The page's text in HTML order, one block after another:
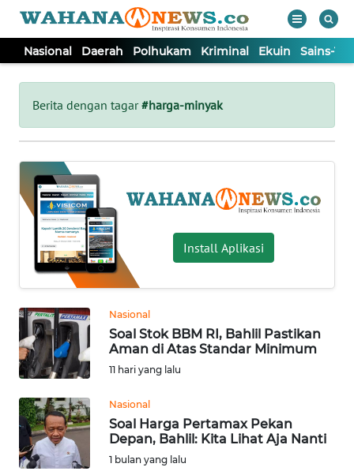
Nasional Daerah Polhukam Kriminal Ekuin Sains-
Berita dengan tagar#harga-minyak
Install Aplikasi
Nasional
Soal Stok BBM RI, Bahlil Pastikan
Aman di Atas Standar Minimum
11 hari yang lalu
Nasional
Soal Harga Pertamax Pekan
Depan, Bahlil: Kita Lihat Aja Nanti
1 bulan yang lalu
Tutup
NASIONAL
DAERAH
POLHUKAM
KRIMINAL
EKUIN
SAINS-TEKNO
KESEHATAN
INTERNASIONAL